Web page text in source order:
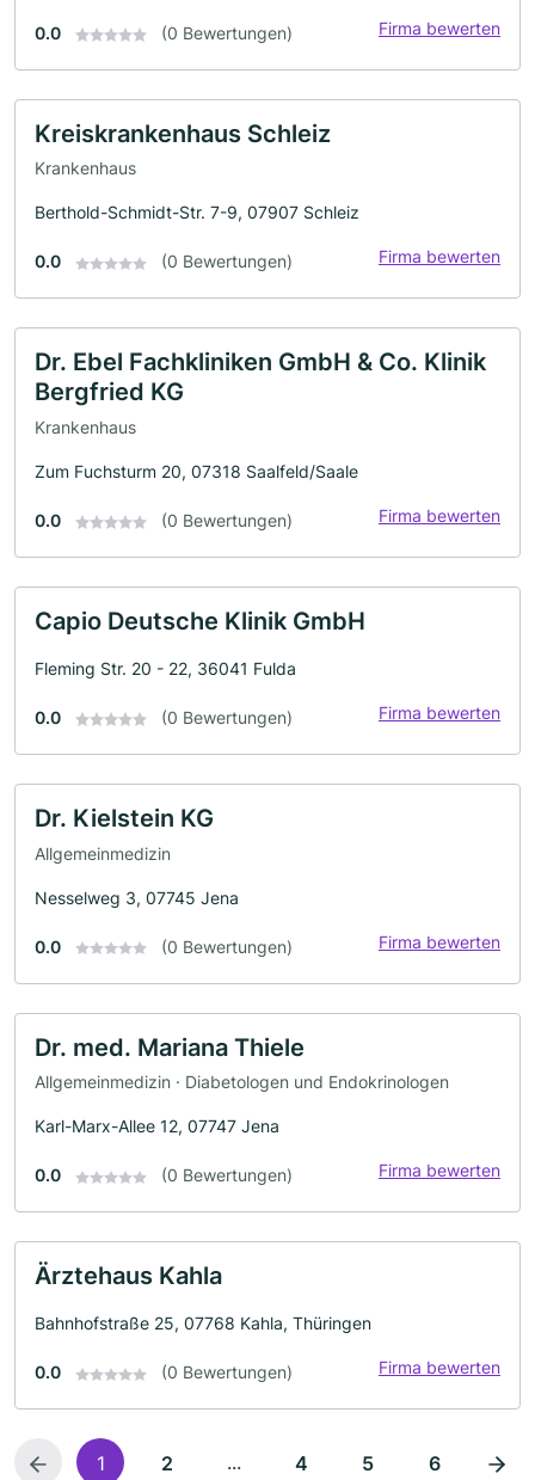
0.0 (0 Bewertungen) Firma bewerten
Kreiskrankenhaus Schleiz
Krankenhaus
Berthold-Schmidt-Str. 7-9, 07907 Schleiz
0.0 (0 Bewertungen) Firma bewerten
Dr. Ebel Fachkliniken GmbH & Co. Klinik
Bergfried KG
Krankenhaus
Zum Fuchsturm 20, 07318 Saalfeld/Saale
0.0 (0 Bewertungen) Firma bewerten
Capio Deutsche Klinik GmbH
Fleming Str. 20 - 22, 36041 Fulda
0.0 (0 Bewertungen) Firma bewerten
Dr. Kielstein KG
Allgemeinmedizin
Nesselweg 3, 07745 Jena
0.0 (0 Bewertungen) Firma bewerten
Dr. med. Mariana Thiele
Allgemeinmedizin · Diabetologen und Endokrinologen
Karl-Marx-Allee 12, 07747 Jena
0.0 (0 Bewertungen) Firma bewerten
Ärztehaus Kahla
Bahnhofstraße 25, 07768 Kahla, Thüringen
0.0 (0 Bewertungen) Firma bewerten
1 2 ... 4 5 6